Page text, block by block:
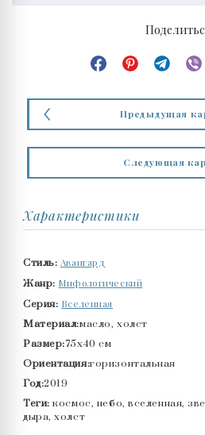
Предыдущая
Следующая
Характеристики
Стиль: Авангард
Жанр: Мифологический
Серия: Вселенная
Материал:масло, холст
Размер:75x40 см
Ориентация:горизонтальная
Год:2019
Теги: космос, небо, вселенная,
дыра, холст